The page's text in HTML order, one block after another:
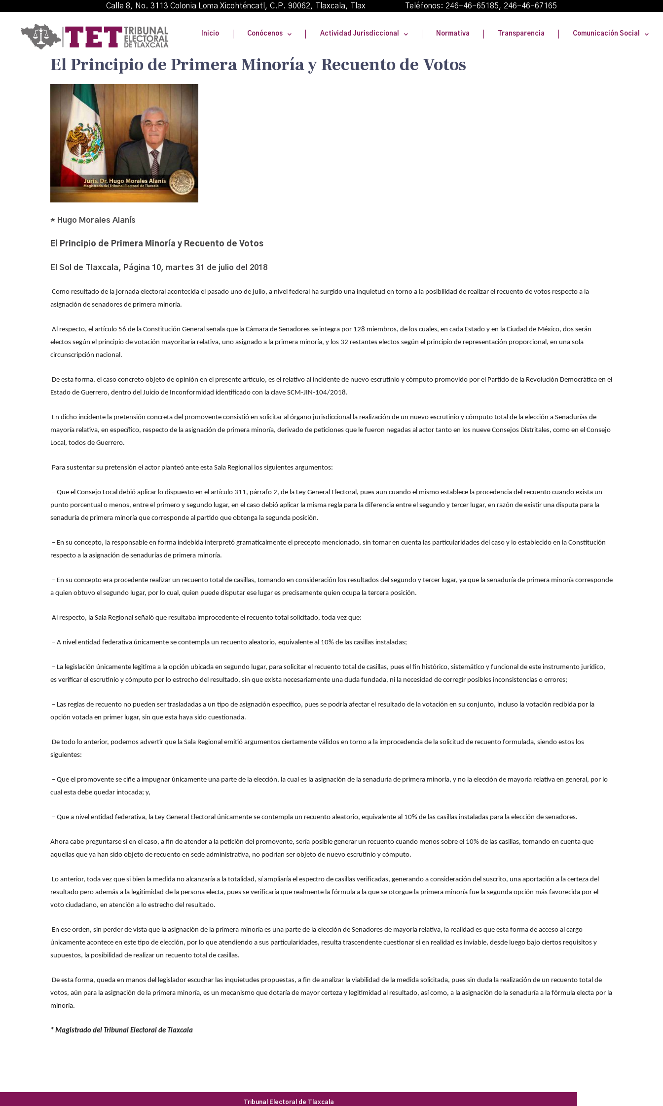
Calle 8, No. 3113 Colonia Loma Xicohténcatl, C.P. 90062, Tlaxcala, Tlax Teléfonos: 246-46-65185, 246-46-67165
Inicio Conócenos Actividad Jurisdiccional Normativa Transparencia Comunicación Social
El Principio de Primera Minoría y Recuento de Votos
* Hugo Morales Alanís
El Principio de Primera Minoría y Recuento de Votos
El Sol de Tlaxcala, Página 10, martes 31 de julio del 2018
Como resultado de la jornada electoral acontecida el pasado uno de julio, a nivel federal ha surgido una inquietud en torno a la posibilidad de realizar el recuento de votos respecto a la
asignación de senadores de primera minoría.
Al respecto, el artículo 56 de la Constitución General señala que la Cámara de Senadores se integra por 128 miembros, de los cuales, en cada Estado y en la Ciudad de México, dos serán
electos según el principio de votación mayoritaria relativa, uno asignado a la primera minoría, y los 32 restantes electos según el principio de representación proporcional, en una sola
circunscripción nacional.
De esta forma, el caso concreto objeto de opinión en el presente artículo, es el relativo al incidente de nuevo escrutinio y cómputo promovido por el Partido de la Revolución Democrática en el
Estado de Guerrero, dentro del Juicio de Inconformidad identificado con la clave SCM-JIN-104/2018.
En dicho incidente la pretensión concreta del promovente consistió en solicitar al órgano jurisdiccional la realización de un nuevo escrutinio y cómputo total de la elección a Senadurías de
mayoría relativa, en específico, respecto de la asignación de primera minoría, derivado de peticiones que le fueron negadas al actor tanto en los nueve Consejos Distritales, como en el Consejo
Local, todos de Guerrero.
Para sustentar su pretensión el actor planteó ante esta Sala Regional los siguientes argumentos:
– Que el Consejo Local debió aplicar lo dispuesto en el artículo 311, párrafo 2, de la Ley General Electoral, pues aun cuando el mismo establece la procedencia del recuento cuando exista un
punto porcentual o menos, entre el primero y segundo lugar, en el caso debió aplicar la misma regla para la diferencia entre el segundo y tercer lugar, en razón de existir una disputa para la
senaduría de primera minoría que corresponde al partido que obtenga la segunda posición.
– En su concepto, la responsable en forma indebida interpretó gramaticalmente el precepto mencionado, sin tomar en cuenta las particularidades del caso y lo establecido en la Constitución
respecto a la asignación de senadurías de primera minoría.
– En su concepto era procedente realizar un recuento total de casillas, tomando en consideración los resultados del segundo y tercer lugar, ya que la senaduría de primera minoría corresponde
a quien obtuvo el segundo lugar, por lo cual, quien puede disputar ese lugar es precisamente quien ocupa la tercera posición.
Al respecto, la Sala Regional señaló que resultaba improcedente el recuento total solicitado, toda vez que:
– A nivel entidad federativa únicamente se contempla un recuento aleatorio, equivalente al 10% de las casillas instaladas;
– La legislación únicamente legitima a la opción ubicada en segundo lugar, para solicitar el recuento total de casillas, pues el fin histórico, sistemático y funcional de este instrumento jurídico,
es verificar el escrutinio y cómputo por lo estrecho del resultado, sin que exista necesariamente una duda fundada, ni la necesidad de corregir posibles inconsistencias o errores;
– Las reglas de recuento no pueden ser trasladadas a un tipo de asignación específico, pues se podría afectar el resultado de la votación en su conjunto, incluso la votación recibida por la
opción votada en primer lugar, sin que esta haya sido cuestionada.
De todo lo anterior, podemos advertir que la Sala Regional emitió argumentos ciertamente válidos en torno a la improcedencia de la solicitud de recuento formulada, siendo estos los
siguientes:
– Que el promovente se ciñe a impugnar únicamente una parte de la elección, la cual es la asignación de la senaduría de primera minoría, y no la elección de mayoría relativa en general, por lo
cual esta debe quedar intocada; y,
– Que a nivel entidad federativa, la Ley General Electoral únicamente se contempla un recuento aleatorio, equivalente al 10% de las casillas instaladas para la elección de senadores.
Ahora cabe preguntarse si en el caso, a fin de atender a la petición del promovente, sería posible generar un recuento cuando menos sobre el 10% de las casillas, tomando en cuenta que
aquellas que ya han sido objeto de recuento en sede administrativa, no podrían ser objeto de nuevo escrutinio y cómputo.
Lo anterior, toda vez que si bien la medida no alcanzaría a la totalidad, sí ampliaría el espectro de casillas verificadas, generando a consideración del suscrito, una aportación a la certeza del
resultado pero además a la legitimidad de la persona electa, pues se verificaría que realmente la fórmula a la que se otorgue la primera minoría fue la segunda opción más favorecida por el
voto ciudadano, en atención a lo estrecho del resultado.
En ese orden, sin perder de vista que la asignación de la primera minoría es una parte de la elección de Senadores de mayoría relativa, la realidad es que esta forma de acceso al cargo
únicamente acontece en este tipo de elección, por lo que atendiendo a sus particularidades, resulta trascendente cuestionar si en realidad es inviable, desde luego bajo ciertos requisitos y
supuestos, la posibilidad de realizar un recuento total de casillas.
De esta forma, queda en manos del legislador escuchar las inquietudes propuestas, a fin de analizar la viabilidad de la medida solicitada, pues sin duda la realización de un recuento total de
votos, aún para la asignación de la primera minoría, es un mecanismo que dotaría de mayor certeza y legitimidad al resultado, así como, a la asignación de la senaduría a la fórmula electa por la
minoría.
* Magistrado del Tribunal Electoral de Tlaxcala
Tribunal Electoral de Tlaxcala